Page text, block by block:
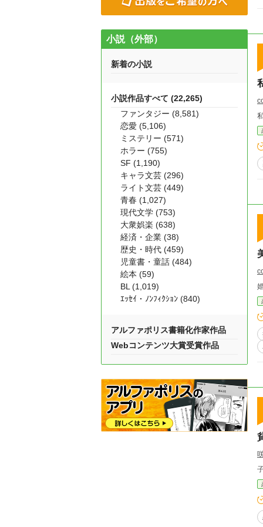
小説（外部）
新着の小説
小説作品すべて (22,265)
ファンタジー (8,581)
恋愛 (5,106)
ミステリー (571)
ホラー (755)
SF (1,190)
キャラ文芸 (296)
ライト文芸 (449)
青春 (1,027)
現代文学 (753)
大衆娯楽 (638)
経済・企業 (38)
歴史・時代 (459)
児童書・童話 (484)
絵本 (59)
BL (1,019)
ｴｯｾｲ・ﾉﾝﾌｨｸｼｮﾝ (840)
アルファポリス書籍化作家作品
Webコンテンツ大賞受賞作品